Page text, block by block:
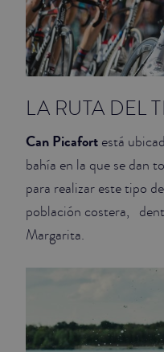
LA RUTA DEL
Can Picafort está
bahía en la que se dan
para realizar este tipo
población costera,
Margarita.